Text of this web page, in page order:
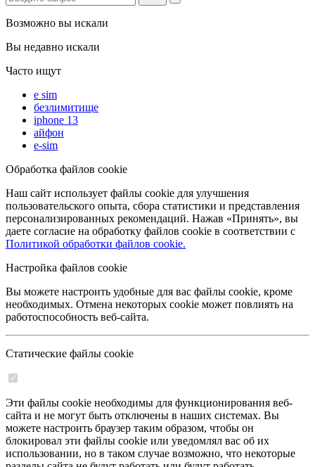
Возможно вы искали
Вы недавно искали
Часто ищут
e sim
безлимитище
iphone 13
айфон
e-sim
Обработка файлов cookie
Наш сайт использует файлы cookie для улучшения
пользовательского опыта, сбора статистики и представления
персонализированных рекомендаций. Нажав «Принять», вы
даете согласие на обработку файлов cookie в соответствии с
Политикой обработки файлов cookie.
Настройка файлов cookie
Вы можете настроить удобные для вас файлы cookie, кроме
необходимых. Отмена некоторых cookie может повлиять на
работоспособность веб-сайта.
Статические файлы cookie
Эти файлы cookie необходимы для функционирования веб-
сайта и не могут быть отключены в наших системах. Вы
можете настроить браузер таким образом, чтобы он
блокировал эти файлы cookie или уведомлял вас об их
использовании, но в таком случае возможно, что некоторые